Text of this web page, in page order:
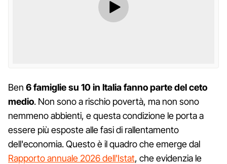
Ben 6 famiglie su 10 in Italia fanno parte del ceto
medio. Non sono a rischio povertà, ma non sono
nemmeno abbienti, e questa condizione le porta a
essere più esposte alle fasi di rallentamento
dell'economia. Questo è il quadro che emerge dal
Rapporto annuale 2026 dell'Istat, che evidenzia le